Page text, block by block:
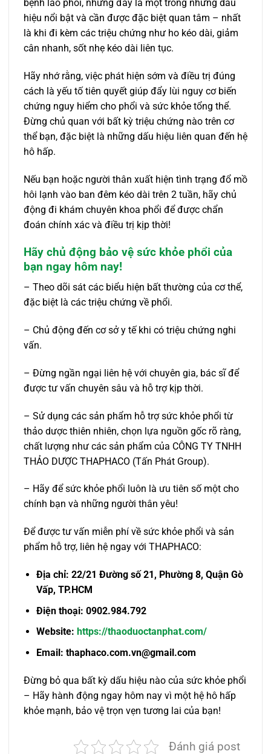
bệnh lao phổi, nhưng đây là một trong những dấu
hiệu nổi bật và cần được đặc biệt quan tâm – nhất
là khi đi kèm các triệu chứng như ho kéo dài, giảm
cân nhanh, sốt nhẹ kéo dài liên tục.
Hãy nhớ rằng, việc phát hiện sớm và điều trị đúng
cách là yếu tố tiên quyết giúp đẩy lùi nguy cơ biến
chứng nguy hiểm cho phổi và sức khỏe tổng thể.
Đừng chủ quan với bất kỳ triệu chứng nào trên cơ
thể bạn, đặc biệt là những dấu hiệu liên quan đến hệ
hô hấp.
Nếu bạn hoặc người thân xuất hiện tình trạng đổ mồ
hôi lạnh vào ban đêm kéo dài trên 2 tuần, hãy chủ
động đi khám chuyên khoa phổi để được chẩn
đoán chính xác và điều trị kịp thời!
Hãy chủ động bảo vệ sức khỏe phổi của
bạn ngay hôm nay!
– Theo dõi sát các biểu hiện bất thường của cơ thể,
đặc biệt là các triệu chứng về phổi.
– Chủ động đến cơ sở y tế khi có triệu chứng nghi
vấn.
– Đừng ngần ngại liên hệ với chuyên gia, bác sĩ để
được tư vấn chuyên sâu và hỗ trợ kịp thời.
– Sử dụng các sản phẩm hỗ trợ sức khỏe phổi từ
thảo dược thiên nhiên, chọn lựa nguồn gốc rõ ràng,
chất lượng như các sản phẩm của CÔNG TY TNHH
THẢO DƯỢC THAPHACO (Tấn Phát Group).
– Hãy để sức khỏe phổi luôn là ưu tiên số một cho
chính bạn và những người thân yêu!
Để được tư vấn miễn phí về sức khỏe phổi và sản
phẩm hỗ trợ, liên hệ ngay với THAPHACO:
Địa chỉ: 22/21 Đường số 21, Phường 8, Quận Gò
Vấp, TP.HCM
Điện thoại: 0902.984.792
Website: https://thaoduoctanphat.com/
Email: thaphaco.com.vn@gmail.com
Đừng bỏ qua bất kỳ dấu hiệu nào của sức khỏe phổi
– Hãy hành động ngay hôm nay vì một hệ hô hấp
khỏe mạnh, bảo vệ trọn vẹn tương lai của bạn!
Đánh giá post